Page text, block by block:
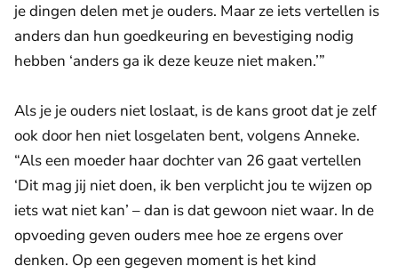
je dingen delen met je ouders. Maar ze iets vertellen is
anders dan hun goedkeuring en bevestiging nodig
hebben ‘anders ga ik deze keuze niet maken.’”
Als je je ouders niet loslaat, is de kans groot dat je zelf
ook door hen niet losgelaten bent, volgens Anneke.
“Als een moeder haar dochter van 26 gaat vertellen
‘Dit mag jij niet doen, ik ben verplicht jou te wijzen op
iets wat niet kan’ – dan is dat gewoon niet waar. In de
opvoeding geven ouders mee hoe ze ergens over
denken. Op een gegeven moment is het kind